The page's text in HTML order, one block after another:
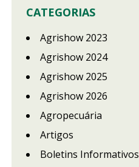
CATEGORIAS
Agrishow 2023
Agrishow 2024
Agrishow 2025
Agrishow 2026
Agropecuária
Artigos
Boletins Informativos